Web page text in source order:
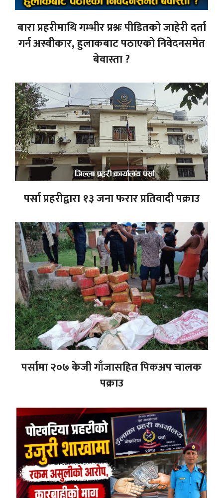
बारा प्रहरीमाथि गम्भीर प्रश्नः पीडितको जाहेरी दर्ता
गर्न अस्वीकार, हुलाकबाट पठाएको निवेदनसमेत
बेवास्ता ?
पर्सा प्रहरीद्वारा १३ जना फरार प्रतिवादी पक्राउ
पर्सामा २०७ केजी गाँजासहित पिकअप चालक
पक्राउ